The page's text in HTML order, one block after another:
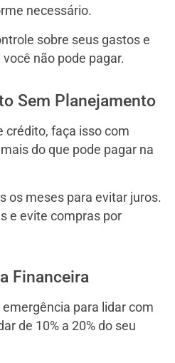
necessário.
sobre seus gastos e
não pode pagar.
Sem Planejamento
crédito, faça isso com
do que pode pagar na
os meses para evitar juros.
e evite compras por
Financeira
para lidar com
de 10% a 20% do seu